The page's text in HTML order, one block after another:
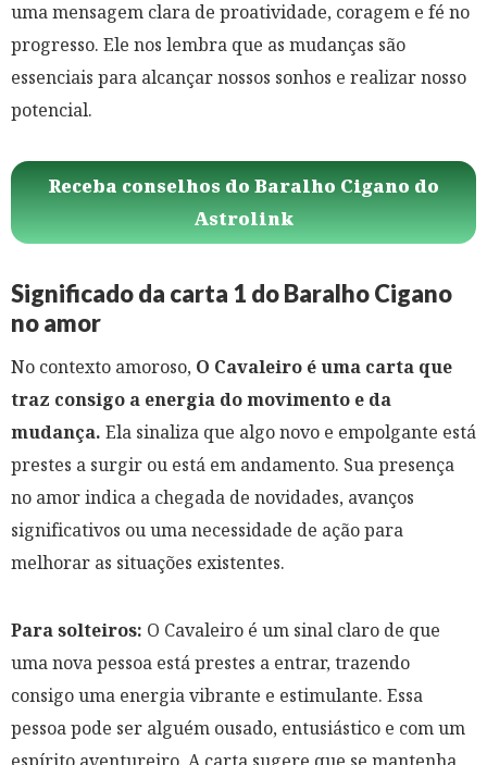
uma mensagem clara de proatividade, coragem e fé no
progresso. Ele nos lembra que as mudanças são
essenciais para alcançar nossos sonhos e realizar nosso
potencial.
Receba conselhos do Baralho Cigano do
Astrolink
Significado da carta 1 do Baralho Cigano
no amor
No contexto amoroso, O Cavaleiro é uma carta que
traz consigo a energia do movimento e da
mudança. Ela sinaliza que algo novo e empolgante está
prestes a surgir ou está em andamento. Sua presença
no amor indica a chegada de novidades, avanços
significativos ou uma necessidade de ação para
melhorar as situações existentes.
Para solteiros: O Cavaleiro é um sinal claro de que
uma nova pessoa está prestes a entrar, trazendo
consigo uma energia vibrante e estimulante. Essa
pessoa pode ser alguém ousado, entusiástico e com um